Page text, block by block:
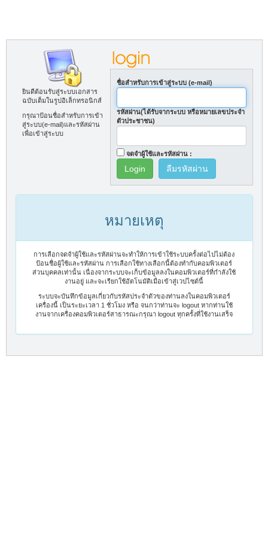
ชื่อสำหรับการเข้าสู่ระบบ (e-mail)
รหัสผ่าน(ได้รับจากระบบ หรือหมายเลขประจำ
ตัวประชาชน)
จดจำผู้ใช้และรหัสผ่าน :
ลืมรหัสผ่าน
ยินดีต้อนรับสู่ระบบเอกสาร
ฉบับเต็มในรูปอิเล็กทรอนิกส์
กรุณาป้อนชื่อสำหรับการเข้า
สู่ระบบ(e-mail)และรหัสผ่าน
เพื่อเข้าสู่ระบบ
หมายเหตุ
การเลือกจดจำผู้ใช้และรหัสผ่านจะทำให้การเข้าใช้ระบบครั้งต่อไปไม่ต้อง
ป้อนชื่อผู้ใช้และรหัสผ่าน การเลือกใช้ทางเลือกนี้ต้องทำกับคอมพิวเตอร์
ส่วนบุคคลเท่านั้น เนื่องจากระบบจะเก็บข้อมูลลงในคอมพิวเตอร์ที่กำลังใช้
งานอยู่ และจะเรียกใช้อัตโนมัติเมื่อเข้าสู่เวปไซต์นี้
ระบบจะบันทึกข้อมูลเกี่ยวกับรหัสประจำตัวของท่านลงในคอมพิวเตอร์
เครื่องนี้ เป็นระยะเวลา 1 ชั่วโมง หรือ จนกว่าท่านจะ logout หากท่านใช้
งานจากเครื่องคอมพิวเตอร์สาธารณะกรุณา logout ทุกครั้งที่ใช้งานเสร็จ